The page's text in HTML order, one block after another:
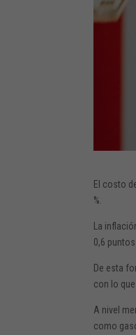
El costo
%.
La
0,6
De esta
con lo
A nivel
como